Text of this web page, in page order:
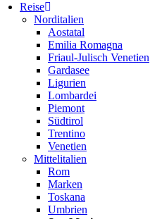
Reise
Norditalien
Aostatal
Emilia Romagna
Friaul-Julisch Venetien
Gardasee
Ligurien
Lombardei
Piemont
Südtirol
Trentino
Venetien
Mittelitalien
Rom
Marken
Toskana
Umbrien